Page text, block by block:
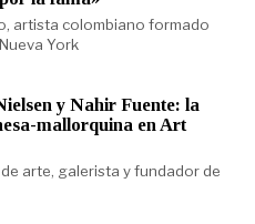
artista colombiano formado
York
y Nahir Fuente: la
mallorquina en Art
arte, galerista y fundador de